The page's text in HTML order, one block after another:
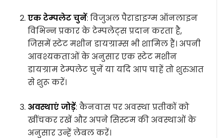
एक टेम्पलेट चुनें: विजुअल पैराडाइग्म ऑनलाइन
विभिन्न प्रकार के टेम्पलेट्स प्रदान करता है,
जिसमें स्टेट मशीन डायग्राम्स भी शामिल हैं। अपनी
आवश्यकताओं के अनुसार एक स्टेट मशीन
डायग्राम टेम्पलेट चुनें या यदि आप चाहें तो शुरुआत
से शुरू करें।
अवस्थाएं जोड़ें: कैनवास पर अवस्था प्रतीकों को
खींचकर रखें और अपने सिस्टम की अवस्थाओं के
अनुसार उन्हें लेबल करें।